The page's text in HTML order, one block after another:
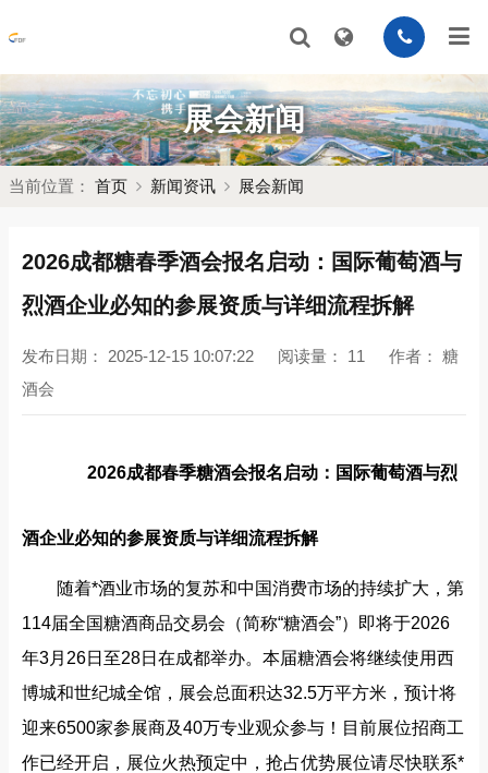
展会新闻
当前位置： 首页 新闻资讯 展会新闻
2026成都糖春季酒会报名启动：国际葡萄酒与
烈酒企业必知的参展资质与详细流程拆解
发布日期： 2025-12-15 10:07:22 阅读量： 11 作者： 糖
酒会
2026成都春季糖酒会报名启动：国际葡萄酒与烈
酒企业必知的参展资质与详细流程拆解
随着*酒业市场的复苏和中国消费市场的持续扩大，第
114届全国糖酒商品交易会（简称“糖酒会”）即将于2026
年3月26日至28日在成都举办。本届糖酒会将继续使用西
博城和世纪城全馆，展会总面积达32.5万平方米，预计将
迎来6500家参展商及40万专业观众参与！目前展位招商工
作已经开启，展位火热预定中，抢占优势展位请尽快联系*